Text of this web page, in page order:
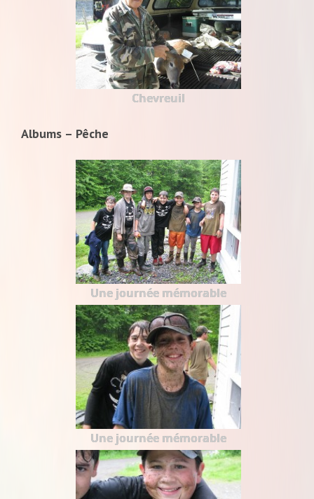
Chevreuil
Albums – Pêche
Une journée mémorable
Une journée mémorable